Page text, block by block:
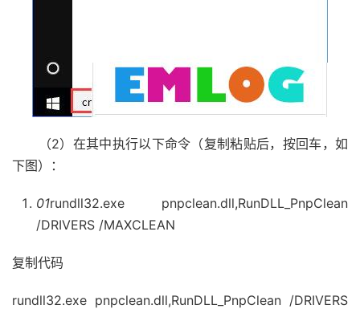
（2）在其中执行以下命令（复制粘贴后，按回车，如
下图）：
01rundll32.exe pnpclean.dll,RunDLL_PnpClean
/DRIVERS /MAXCLEAN
复制代码
rundll32.exe pnpclean.dll,RunDLL_PnpClean /DRIVERS